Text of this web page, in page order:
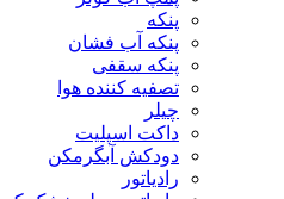
پنکه
پنکه آب فشان
پنکه سقفی
تصفیه کننده هوا
چیلر
داکت اسپلیت
دودکش آبگرمکن
رادیاتور